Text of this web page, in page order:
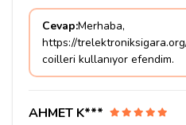
Cevap:Merhaba,
https://
coilleri kullanıyor efendim.
AHMET K***